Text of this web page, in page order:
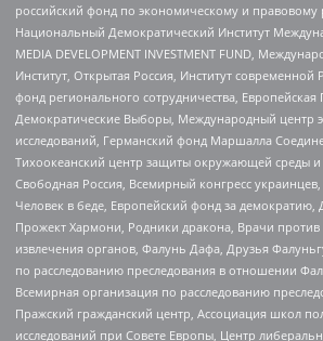
российский фонд по экономическому и правовому
Национальный Демократический Институт
MEDIA DEVELOPMENT INVESTMENT FUND,
Институт, Открытая Россия, Институт
фонд регионального сотрудничества, Европейская
Демократические Выборы, Международный центр
исследований, Германский фонд Маршалла
Тихоокеанский центр защиты окружающей среды и
Свободная Россия, Всемирный конгресс украинцев,
Человек в беде, Европейский фонд за демократию,
Прожект Хармони, Родники дракона, Врачи против
извлечения органов, Фалунь Дафа, Друзья
по расследованию преследования в отношении
Всемирная организация по расследованию
Пражский гражданский центр, Ассоциация школ
исследований при Совете Европы, Центр